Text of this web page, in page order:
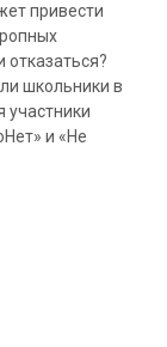
привести
школьники в
участники
и «Не